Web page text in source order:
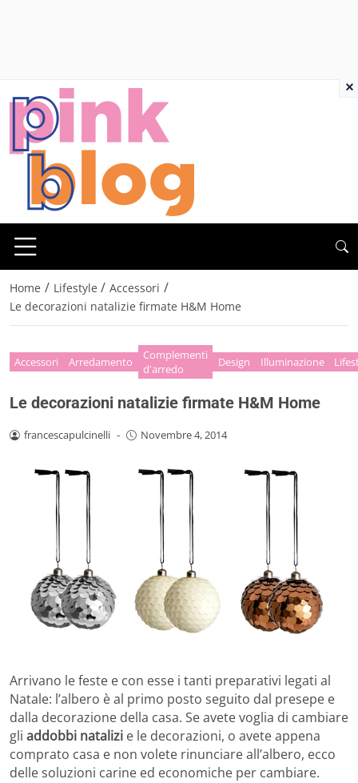
Home / Lifestyle / Accessori /
Le decorazioni natalizie firmate H&M Home
Accessori Arredamento
Complementi
d'arredo
Design Illuminazione
Le decorazioni natalizie firmate H&M Home
francescapulcinelli - Novembre 4, 2014
Arrivano le feste e con esse i tanti preparativi legati al
Natale: l’albero è al primo posto seguito dal presepe e
dalla decorazione della casa. Se avete voglia di cambiare
gli addobbi natalizi e le decorazioni, o avete appena
comprato casa e non volete rinunciare all’albero, ecco
delle soluzioni carine ed economiche per cambiare.
×